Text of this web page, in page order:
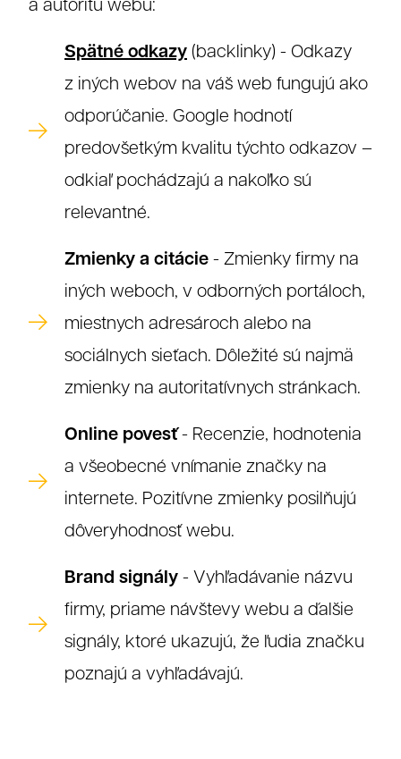
Spätné odkazy(backlinky) - Odkazy
z iných webov na váš web fungujú ako
odporúčanie. Google hodnotí
predovšetkým kvalitu týchto odkazov –
odkiaľ pochádzajú a nakoľko sú
relevantné.
Zmienky a citácie- Zmienky firmy na
iných weboch, v odborných portáloch,
miestnych adresároch alebo na
sociálnych sieťach. Dôležité sú najmä
zmienky na autoritatívnych stránkach.
Online povesť- Recenzie, hodnotenia
a všeobecné vnímanie značky na
internete. Pozitívne zmienky posilňujú
dôveryhodnosť webu.
Brand signály- Vyhľadávanie názvu
firmy, priame návštevy webu a ďalšie
signály, ktoré ukazujú, že ľudia značku
poznajú a vyhľadávajú.